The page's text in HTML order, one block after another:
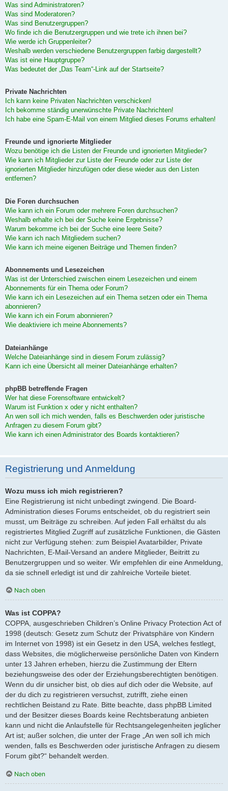
Was sind Administratoren?
Was sind Moderatoren?
Was sind Benutzergruppen?
Wo finde ich die Benutzergruppen und wie trete ich ihnen bei?
Wie werde ich Gruppenleiter?
Weshalb werden verschiedene Benutzergruppen farbig dargestellt?
Was ist eine Hauptgruppe?
Was bedeutet der „Das Team“-Link auf der Startseite?
Private Nachrichten
Ich kann keine Privaten Nachrichten verschicken!
Ich bekomme ständig unerwünschte Private Nachrichten!
Ich habe eine Spam-E-Mail von einem Mitglied dieses Forums erhalten!
Freunde und ignorierte Mitglieder
Wozu benötige ich die Listen der Freunde und ignorierten Mitglieder?
Wie kann ich Mitglieder zur Liste der Freunde oder zur Liste der
ignorierten Mitglieder hinzufügen oder diese wieder aus den Listen
entfernen?
Die Foren durchsuchen
Wie kann ich ein Forum oder mehrere Foren durchsuchen?
Weshalb erhalte ich bei der Suche keine Ergebnisse?
Warum bekomme ich bei der Suche eine leere Seite?
Wie kann ich nach Mitgliedern suchen?
Wie kann ich meine eigenen Beiträge und Themen finden?
Abonnements und Lesezeichen
Was ist der Unterschied zwischen einem Lesezeichen und einem
Abonnements für ein Thema oder Forum?
Wie kann ich ein Lesezeichen auf ein Thema setzen oder ein Thema
abonnieren?
Wie kann ich ein Forum abonnieren?
Wie deaktiviere ich meine Abonnements?
Dateianhänge
Welche Dateianhänge sind in diesem Forum zulässig?
Kann ich eine Übersicht all meiner Dateianhänge erhalten?
phpBB betreffende Fragen
Wer hat diese Forensoftware entwickelt?
Warum ist Funktion x oder y nicht enthalten?
An wen soll ich mich wenden, falls es Beschwerden oder juristische
Anfragen zu diesem Forum gibt?
Wie kann ich einen Administrator des Boards kontaktieren?
Registrierung und Anmeldung
Wozu muss ich mich registrieren?
Eine Registrierung ist nicht unbedingt zwingend. Die Board-
Administration dieses Forums entscheidet, ob du registriert sein
musst, um Beiträge zu schreiben. Auf jeden Fall erhältst du als
registriertes Mitglied Zugriff auf zusätzliche Funktionen, die Gästen
nicht zur Verfügung stehen: zum Beispiel Avatarbilder, Private
Nachrichten, E-Mail-Versand an andere Mitglieder, Beitritt zu
Benutzergruppen und so weiter. Wir empfehlen dir eine Anmeldung,
da sie schnell erledigt ist und dir zahlreiche Vorteile bietet.
Nach oben
Was ist COPPA?
COPPA, ausgeschrieben Children’s Online Privacy Protection Act of
1998 (deutsch: Gesetz zum Schutz der Privatsphäre von Kindern
im Internet von 1998) ist ein Gesetz in den USA, welches festlegt,
dass Websites, die möglicherweise persönliche Daten von Kindern
unter 13 Jahren erheben, hierzu die Zustimmung der Eltern
beziehungsweise des oder der Erziehungsberechtigten benötigen.
Wenn du dir unsicher bist, ob dies auf dich oder die Website, auf
der du dich zu registrieren versuchst, zutrifft, ziehe einen
rechtlichen Beistand zu Rate. Bitte beachte, dass phpBB Limited
und der Besitzer dieses Boards keine Rechtsberatung anbieten
kann und nicht die Anlaufstelle für Rechtsangelegenheiten jeglicher
Art ist; außer solchen, die unter der Frage „An wen soll ich mich
wenden, falls es Beschwerden oder juristische Anfragen zu diesem
Forum gibt?“ behandelt werden.
Nach oben